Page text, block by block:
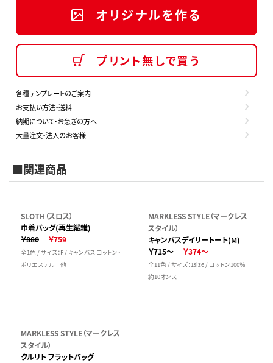
オリジナルを作る
プリント無しで買う
各種テンプレートのご案内
お支払い方法・送料
納期について・お急ぎの方へ
大量注文・法人のお客様
■関連商品
SLOTH（スロス）
巾着バッグ(再生繊維)
￥880
￥759
全1色 / サイズ：F / キャンバス コットン・
ポリエステル 他
MARKLESS STYLE（マークレス
スタイル）
キャンバスデイリートート(M)
￥715～
￥374～
全11色 / サイズ：1size / コットン100％
約10オンス
MARKLESS STYLE（マークレス
スタイル）
クルリト フラットバッグ